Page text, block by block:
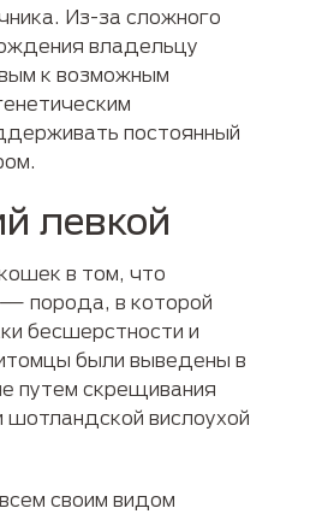
Из-за сложного
владельцу
к возможным
постоянный
левкой
в том, что
— порода, в которой
бесшерстности и
были выведены в
путем скрещивания
шотландской вислоухой
своим видом